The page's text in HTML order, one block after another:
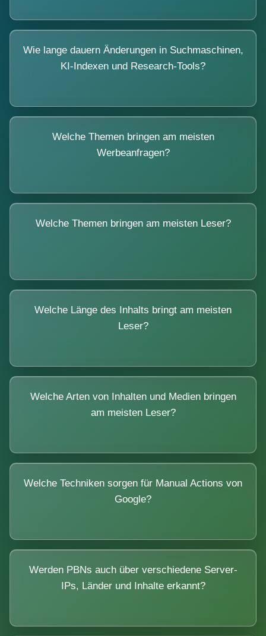
Wie lange dauern Änderungen in Suchmaschinen,
KI-Indexen und Research-Tools?
Welche Themen bringen am meisten
Werbeanfragen?
Welche Themen bringen am meisten Leser?
Welche Länge des Inhalts bringt am meisten
Leser?
Welche Arten von Inhalten und Medien bringen
am meisten Leser?
Welche Techniken sorgen für Manual Actions von
Google?
Werden PBNs auch über verschiedene Server-
IPs, Länder und Inhalte erkannt?